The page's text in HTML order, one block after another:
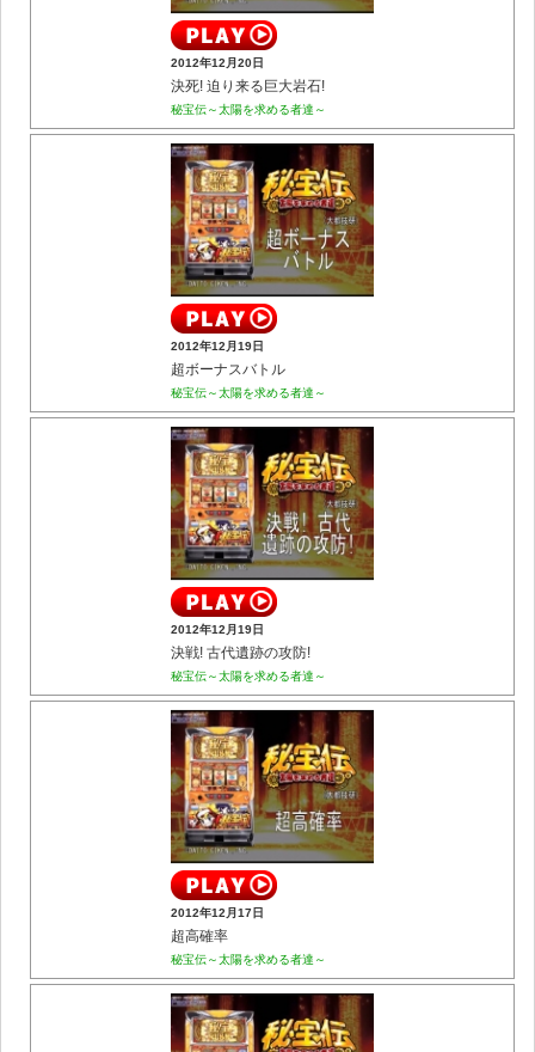
2012年12月20日
決死! 迫り来る巨大岩石!
秘宝伝～太陽を求める者達～
2012年12月19日
超ボーナスバトル
秘宝伝～太陽を求める者達～
2012年12月19日
決戦! 古代遺跡の攻防!
秘宝伝～太陽を求める者達～
2012年12月17日
超高確率
秘宝伝～太陽を求める者達～